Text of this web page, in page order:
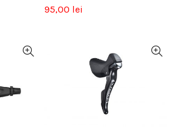
95,00 lei